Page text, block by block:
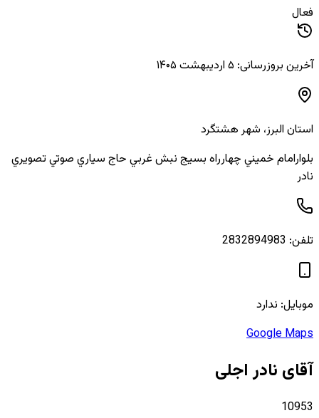
فعال
آخرین بروزرسانی: ۵ اردیبهشت ۱۴۰۵
استان البرز، شهرهشتگرد
بلوارامام خميني چهارراه بسيج نبش غربي حاج سياري صوتي تصويري
نادر
تلفن: 2832894983
موبایل: ندارد
Google Maps
آقای نادر اجلی
10953